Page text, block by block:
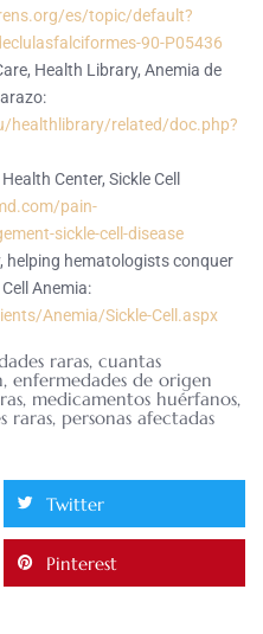
es/topic/default?
90-P05436
Health Library, Anemia de
healthlibrary/related/doc.php?
Center, Sickle Cell
pain-
sickle-cell-disease
helping hematologists conquer
Anemia:
Anemia/Sickle-Cell.aspx
raras, cuantas
, enfermedades de origen
, medicamentos huérfanos,
raras, personas afectadas
Twitter
Pinterest